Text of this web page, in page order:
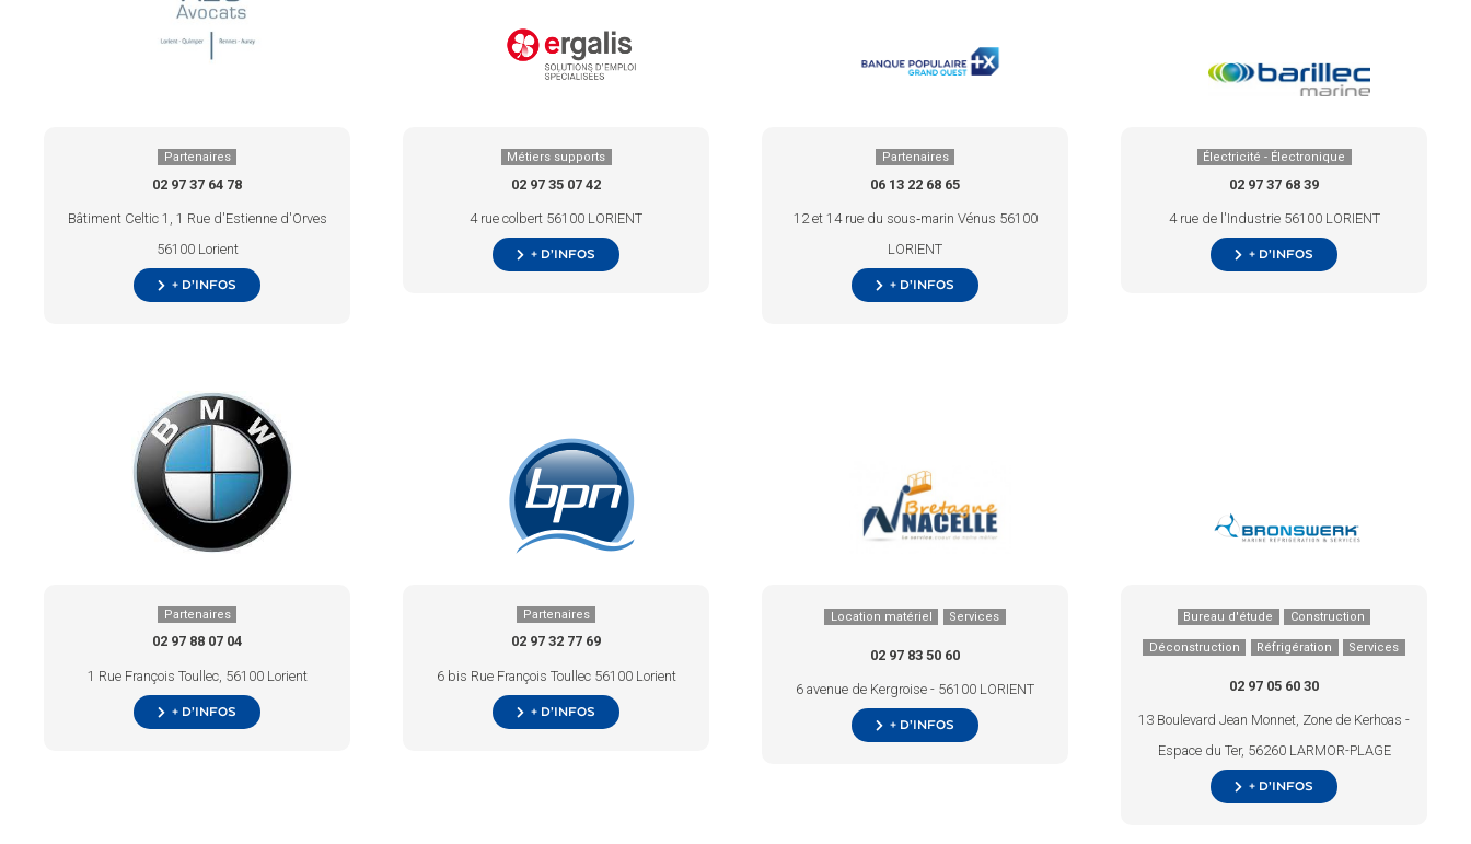
Partenaires
02 97 37 64 78
Bâtiment Celtic 1, 1 Rue d'Estienne d'Orves
56100 Lorient
+ d’infos
Métiers supports
02 97 35 07 42
4 rue colbert 56100 LORIENT
+ d’infos
Partenaires
06 13 22 68 65
12 et 14 rue du sous‑marin Vénus 56100
LORIENT
+ d’infos
Électricité - Électronique
02 97 37 68 39
4 rue de l'Industrie 56100 LORIENT
+ d’infos
Partenaires
02 97 88 07 04
1 Rue François Toullec, 56100 Lorient
+ d’infos
Partenaires
02 97 32 77 69
6 bis Rue François Toullec 56100 Lorient
+ d’infos
Location matériel Services
02 97 83 50 60
6 avenue de Kergroise - 56100 LORIENT
+ d’infos
Bureau d'étude Construction
Déconstruction Réfrigération Services
02 97 05 60 30
13 Boulevard Jean Monnet, Zone de Kerhoas -
Espace du Ter, 56260 LARMOR-PLAGE
+ d’infos